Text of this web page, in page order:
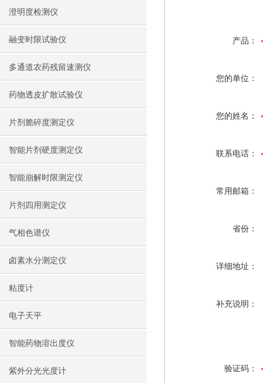
澄明度检测仪
融变时限试验仪
多通道农药残留速测仪
药物透皮扩散试验仪
片剂脆碎度测定仪
智能片剂硬度测定仪
智能崩解时限测定仪
片剂四用测定仪
气相色谱仪
卤素水分测定仪
粘度计
电子天平
智能药物溶出度仪
紫外分光光度计
产品：
您的单位：
您的姓名：
联系电话：
常用邮箱：
省份：
详细地址：
补充说明：
验证码：